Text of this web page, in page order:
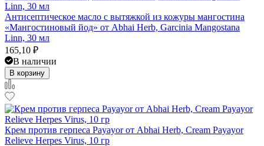
Антисептическое масло с вытяжкой из кожуры мангостина
«Мангостиновый йод» от Abhai Herb, Garcinia Mangostana
Linn, 30 мл
165,10 ₽
В наличии
В корзину
Крем против герпеса Payayor от Abhai Herb, Cream Payayor
Relieve Herpes Virus, 10 гр